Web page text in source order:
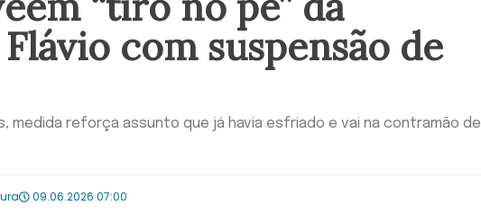
com suspensão de
medida reforça assunto que já havia esfriado e vai na contramão de
09.06.2026 07:00